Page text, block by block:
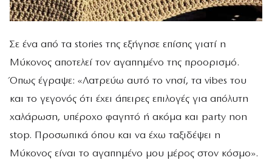
Σε ένα από τα stories της εξήγησε επίσης γιατί η
Μύκονος αποτελεί τον αγαπημένο της προορισμό.
Όπως έγραψε: «Λατρεύω αυτό το νησί, τα vibes του
και το γεγονός ότι έχει άπειρες επιλογές για απόλυτη
χαλάρωση, υπέροχο φαγητό ή ακόμα και party non
stop. Προσωπικά όπου και να έχω ταξιδέψει η
Μύκονος είναι το αγαπημένο μου μέρος στον κόσμο».